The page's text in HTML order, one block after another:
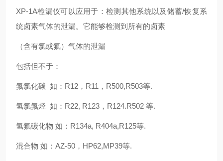
XP-1A检漏仪可以应用于：检测其他系统以及储蓄/恢复系
统卤素气体的泄漏。它能够检测到所有的卤素
（含有氯或氟）气体的泄漏
包括但不于：
氟氯化碳 如：R12，R11，R500,R503等.
氢氯氟烃 如：R22, R123，R124.R502 等.
氢氟碳化物 如：R134a, R404a,R125等.
混合物 如：AZ-50，HP62,MP39等.